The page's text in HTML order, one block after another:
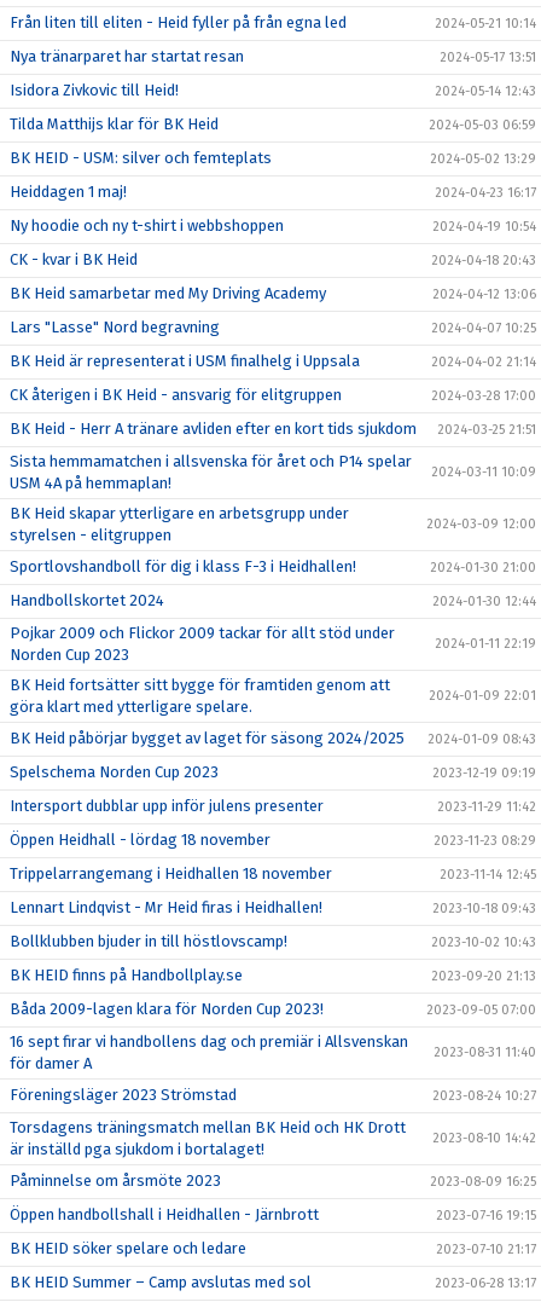
Från liten till eliten - Heid fyller på från egna led 2024-05-21 10:14
Nya tränarparet har startat resan 2024-05-17 13:51
Isidora Zivkovic till Heid! 2024-05-14 12:43
Tilda Matthijs klar för BK Heid 2024-05-03 06:59
BK HEID - USM: silver och femteplats 2024-05-02 13:29
Heiddagen 1 maj! 2024-04-23 16:17
Ny hoodie och ny t-shirt i webbshoppen 2024-04-19 10:54
CK - kvar i BK Heid 2024-04-18 20:43
BK Heid samarbetar med My Driving Academy 2024-04-12 13:06
Lars "Lasse" Nord begravning 2024-04-07 10:25
BK Heid är representerat i USM finalhelg i Uppsala 2024-04-02 21:14
CK återigen i BK Heid - ansvarig för elitgruppen 2024-03-28 17:00
BK Heid - Herr A tränare avliden efter en kort tids sjukdom 2024-03-25 21:51
Sista hemmamatchen i allsvenska för året och P14 spelar
USM 4A på hemmaplan!
2024-03-11 10:09
BK Heid skapar ytterligare en arbetsgrupp under
styrelsen - elitgruppen
2024-03-09 12:00
Sportlovshandboll för dig i klass F-3 i Heidhallen! 2024-01-30 21:00
Handbollskortet 2024 2024-01-30 12:44
Pojkar 2009 och Flickor 2009 tackar för allt stöd under
Norden Cup 2023
2024-01-11 22:19
BK Heid fortsätter sitt bygge för framtiden genom att
göra klart med ytterligare spelare.
2024-01-09 22:01
BK Heid påbörjar bygget av laget för säsong 2024/2025 2024-01-09 08:43
Spelschema Norden Cup 2023 2023-12-19 09:19
Intersport dubblar upp inför julens presenter 2023-11-29 11:42
Öppen Heidhall - lördag 18 november 2023-11-23 08:29
Trippelarrangemang i Heidhallen 18 november 2023-11-14 12:45
Lennart Lindqvist - Mr Heid firas i Heidhallen! 2023-10-18 09:43
Bollklubben bjuder in till höstlovscamp! 2023-10-02 10:43
BK HEID finns på Handbollplay.se 2023-09-20 21:13
Båda 2009-lagen klara för Norden Cup 2023! 2023-09-05 07:00
16 sept firar vi handbollens dag och premiär i Allsvenskan
för damer A
2023-08-31 11:40
Föreningsläger 2023 Strömstad 2023-08-24 10:27
Torsdagens träningsmatch mellan BK Heid och HK Drott
är inställd pga sjukdom i bortalaget!
2023-08-10 14:42
Påminnelse om årsmöte 2023 2023-08-09 16:25
Öppen handbollshall i Heidhallen - Järnbrott 2023-07-16 19:15
BK HEID söker spelare och ledare 2023-07-10 21:17
BK HEID Summer – Camp avslutas med sol 2023-06-28 13:17